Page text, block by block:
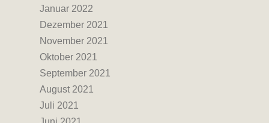
Januar 2022
Dezember 2021
November 2021
Oktober 2021
September 2021
August 2021
Juli 2021